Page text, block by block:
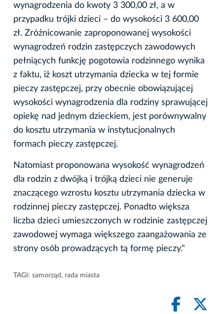
wynagrodzenia do kwoty 3 300,00 zł, a w
przypadku trójki dzieci – do wysokości 3 600,00
zł. Zróżnicowanie zaproponowanej wysokości
wynagrodzeń rodzin zastępczych zawodowych
pełniących funkcję pogotowia rodzinnego wynika
z faktu, iż koszt utrzymania dziecka w tej formie
pieczy zastępczej, przy obecnie obowiązującej
wysokości wynagrodzenia dla rodziny sprawującej
opiekę nad jednym dzieckiem, jest porównywalny
do kosztu utrzymania w instytucjonalnych
formach pieczy zastępczej.
Natomiast proponowana wysokość wynagrodzeń
dla rodzin z dwójką i trójką dzieci nie generuje
znaczącego wzrostu kosztu utrzymania dziecka w
rodzinnej pieczy zastępczej. Ponadto większa
liczba dzieci umieszczonych w rodzinie zastępczej
zawodowej wymaga większego zaangażowania ze
strony osób prowadzących tą formę pieczy."
TAGI: samorząd , rada miasta